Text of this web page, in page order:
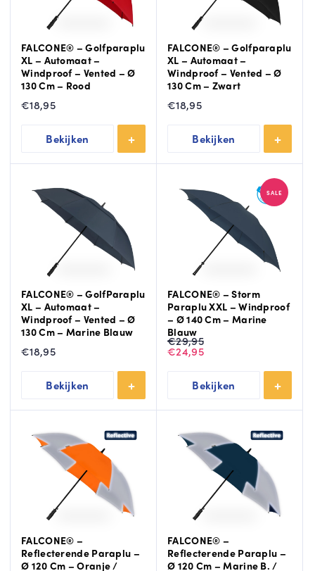
FALCONE® – Golfparaplu
XL – Automaat –
Windproof – Vented – Ø
130 Cm – Rood
€18,95
Bekijken
FALCONE® – Golfparaplu
XL – Automaat –
Windproof – Vented – Ø
130 Cm – Zwart
€18,95
Bekijken
FALCONE® – GolfParaplu
XL – Automaat –
Windproof – Vented – Ø
130 Cm – Marine Blauw
€18,95
Bekijken
SALE
FALCONE® – Storm
Paraplu XXL – Windproof
– Ø 140 Cm – Marine
Blauw
€29,95
Oorspronkelijke
prijs
was:
€24,95
Huidige
prijs
Bekijken
FALCONE® –
Reflecterende Paraplu –
Ø 120 Cm – Oranje /
FALCONE® –
Reflecterende Paraplu –
Ø 120 Cm – Marine B. /